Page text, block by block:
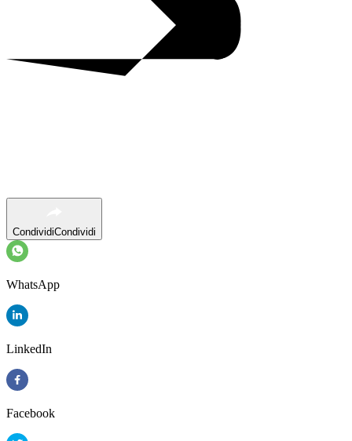
CondividiCondividi
WhatsApp
LinkedIn
Facebook